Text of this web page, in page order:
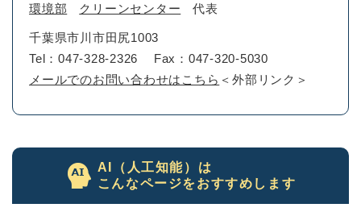
環境部 クリーンセンター 代表
千葉県市川市田尻1003
Tel：047-328-2326
Fax：047-320-5030
メールでのお問い合わせはこちら ＜外部リンク＞
AI（人工知能）は
こんなページをおすすめします